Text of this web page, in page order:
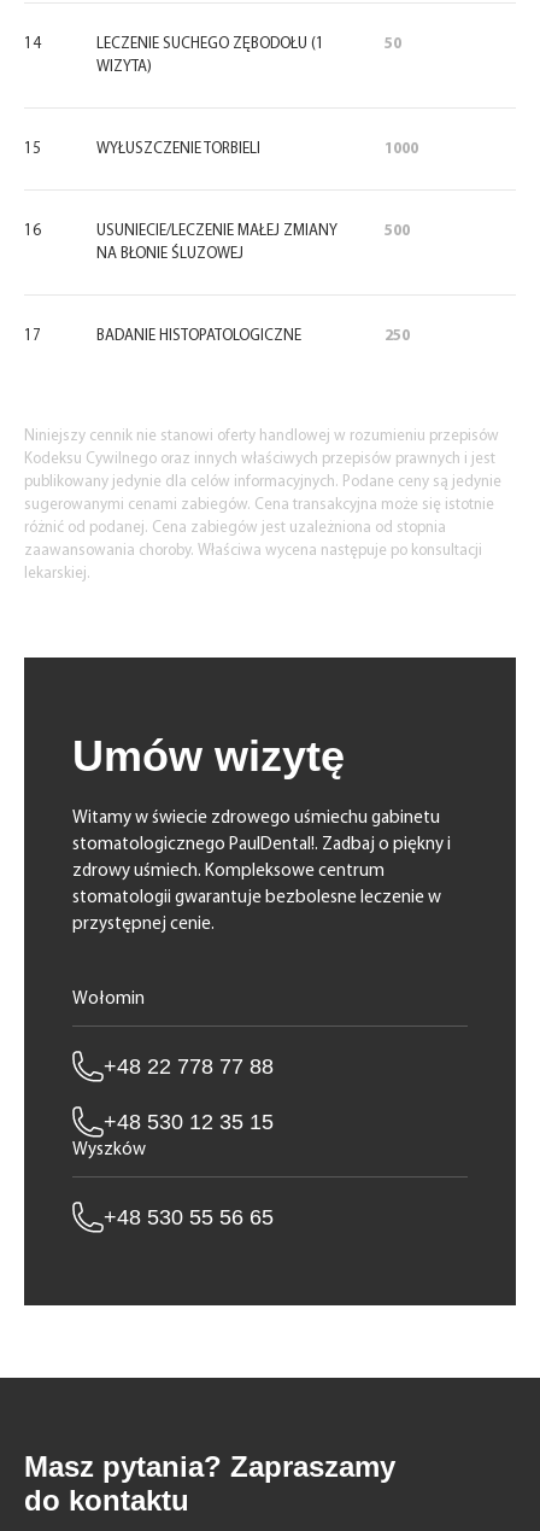
14
LECZENIE SUCHEGO ZĘBODOŁU (1
WIZYTA)
50
15 WYŁUSZCZENIE TORBIELI 1000
16
USUNIECIE/LECZENIE MAŁEJ ZMIANY
NA BŁONIE ŚLUZOWEJ
500
17 BADANIE HISTOPATOLOGICZNE 250
Niniejszy cennik nie stanowi oferty handlowej w rozumieniu przepisów
Kodeksu Cywilnego oraz innych właściwych przepisów prawnych i jest
publikowany jedynie dla celów informacyjnych. Podane ceny są jedynie
sugerowanymi cenami zabiegów. Cena transakcyjna może się istotnie
różnić od podanej. Cena zabiegów jest uzależniona od stopnia
zaawansowania choroby. Właściwa wycena następuje po konsultacji
lekarskiej.
Umów wizytę
Witamy w świecie zdrowego uśmiechu gabinetu
stomatologicznego PaulDental!. Zadbaj o piękny i
zdrowy uśmiech. Kompleksowe centrum
stomatologii gwarantuje bezbolesne leczenie w
przystępnej cenie.
Wołomin
+48 22 778 77 88
+48 530 12 35 15
Wyszków
+48 530 55 56 65
Masz pytania? Zapraszamy
do kontaktu